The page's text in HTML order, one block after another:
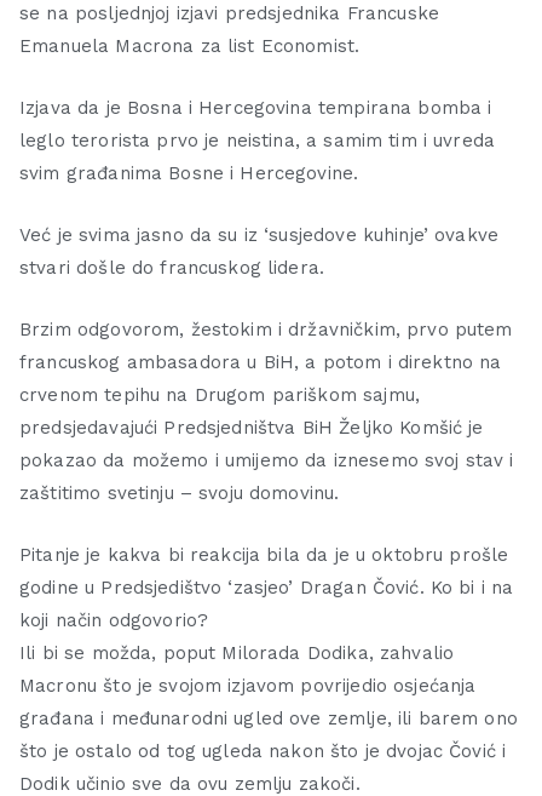
se na posljednjoj izjavi predsjednika Francuske
Emanuela Macrona za list Economist.
Izjava da je Bosna i Hercegovina tempirana bomba i
leglo terorista prvo je neistina, a samim tim i uvreda
svim građanima Bosne i Hercegovine.
Već je svima jasno da su iz ‘susjedove kuhinje’ ovakve
stvari došle do francuskog lidera.
Brzim odgovorom, žestokim i državničkim, prvo putem
francuskog ambasadora u BiH, a potom i direktno na
crvenom tepihu na Drugom pariškom sajmu,
predsjedavajući Predsjedništva BiH Željko Komšić je
pokazao da možemo i umijemo da iznesemo svoj stav i
zaštitimo svetinju – svoju domovinu.
Pitanje je kakva bi reakcija bila da je u oktobru prošle
godine u Predsjedištvo ‘zasjeo’ Dragan Čović. Ko bi i na
koji način odgovorio?
Ili bi se možda, poput Milorada Dodika, zahvalio
Macronu što je svojom izjavom povrijedio osjećanja
građana i međunarodni ugled ove zemlje, ili barem ono
što je ostalo od tog ugleda nakon što je dvojac Čović i
Dodik učinio sve da ovu zemlju zakoči.